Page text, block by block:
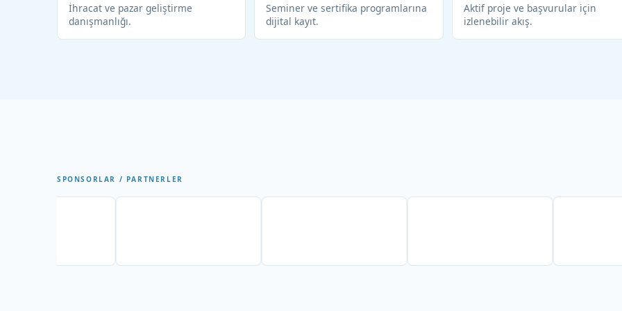
İhracat ve pazar geliştirme
danışmanlığı.
Seminer ve sertifika programlarına
dijital kayıt.
Aktif proje ve başvurular için
izlenebilir akış.
SPONSORLAR / PARTNERLER